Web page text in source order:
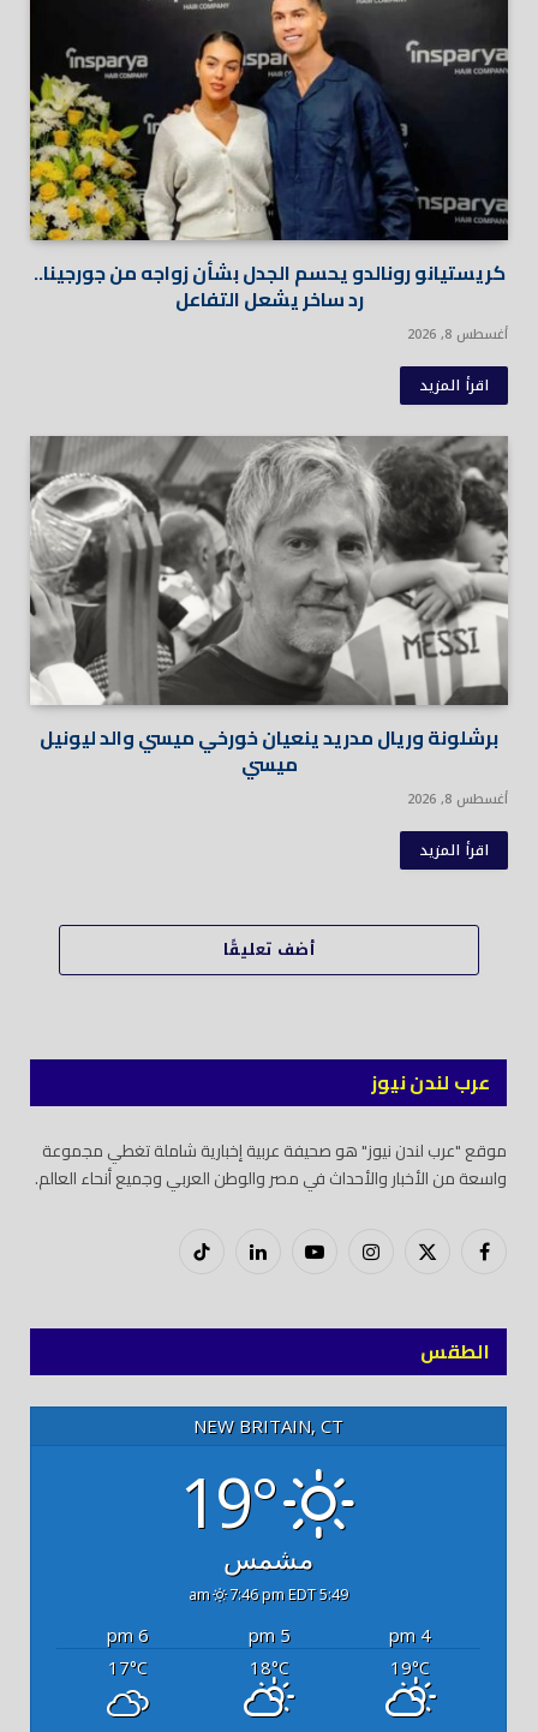
كريستيانو رونالدو يحسم الجدل بشأن زواجه من جورجينا..
رد ساخر يشعل التفاعل
أغسطس 8, 2026
اقرأ المزيد
برشلونة وريال مدريد ينعيان خورخي ميسي والد ليونيل
ميسي
أغسطس 8, 2026
اقرأ المزيد
أضف تعليقًا
عرب لندن نيوز
موقع "عرب لندن نيوز" هو صحيفة عربية إخبارية شاملة تغطي مجموعة
واسعة من الأخبار والأحداث في مصر والوطن العربي وجميع أنحاء العالم.
فيسبوكX
إنستغراميوتيوب لينكدود
تيك
الطقس
NEW BRITAIN, CT
19°
مشمس
5:49 am
7:46 pm EDT
4 pm
5 pm
6 pm
19°C
18°C
17°C